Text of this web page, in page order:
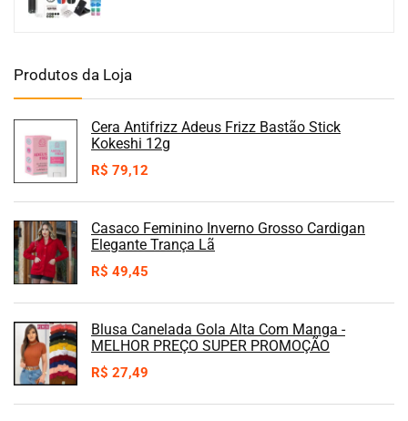
Produtos da Loja
Cera Antifrizz Adeus Frizz Bastão Stick
Kokeshi 12g
R$ 79,12
Casaco Feminino Inverno Grosso Cardigan
Elegante Trança Lã
R$ 49,45
Blusa Canelada Gola Alta Com Manga -
MELHOR PREÇO SUPER PROMOÇÃO
R$ 27,49